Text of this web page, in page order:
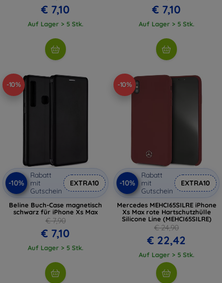
€ 7,10
Auf Lager > 5 Stk.
€ 7,10
Auf Lager > 5 Stk.
-10%
-10%
Rabatt
mit
Gutschein
EXTRA10
Beline Buch-Case magnetisch
schwarz für iPhone Xs Max
€ 7,90
€ 7,10
Auf Lager > 5 Stk.
-10%
-10%
Rabatt
mit
Gutschein
EXTRA10
Mercedes MEHCI65SILRE iPhone
Xs Max rote Hartschutzhülle
Silicone Line (MEHCI65SILRE)
€ 24,90
€ 22,42
Auf Lager > 5 Stk.